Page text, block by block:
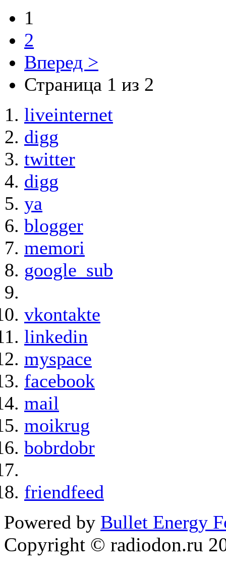
1
2
Вперед >
Страница 1 из 2
liveinternet
digg
twitter
digg
ya
blogger
memori
google_sub
vkontakte
linkedin
myspace
facebook
mail
moikrug
bobrdobr
friendfeed
Powered by Bullet Energy
Copyright © radiodon.ru